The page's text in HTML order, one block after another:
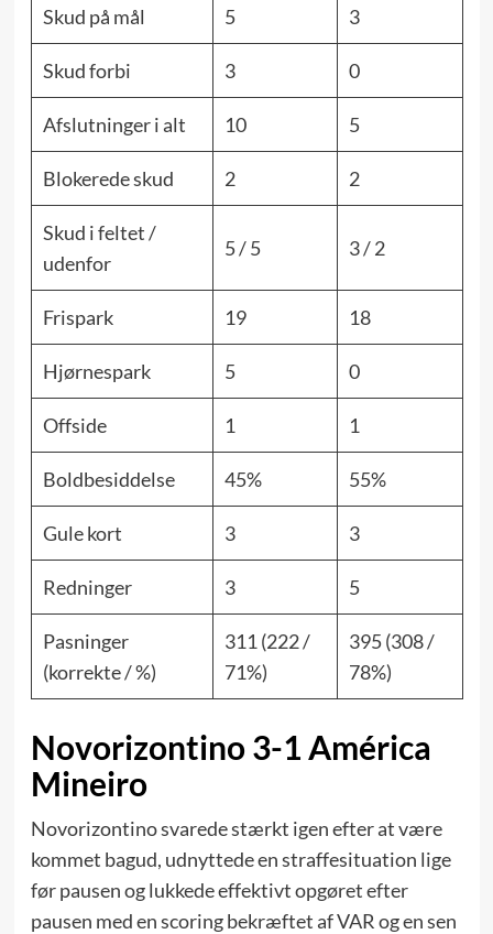
Skud på mål 5 3
Skud forbi 3 0
Afslutninger i alt 10 5
Blokerede skud 2 2
Skud i feltet /
udenfor
5 / 5 3 / 2
Frispark 19 18
Hjørnespark 5 0
Offside 1 1
Boldbesiddelse 45% 55%
Gule kort 3 3
Redninger 3 5
Pasninger
(korrekte / %)
311 (222 /
71%)
395 (308 /
78%)
Novorizontino 3-1 América
Mineiro
Novorizontino svarede stærkt igen efter at være
kommet bagud, udnyttede en straffesituation lige
før pausen og lukkede effektivt opgøret efter
pausen med en scoring bekræftet af VAR og en sen